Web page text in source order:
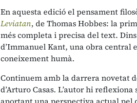
En aquesta edició el pensament
Leviatan, de Thomas Hobbes: la
més completa i precisa del text.
d’Immanuel Kant, una obra central
coneixement humà.
Continuem amb la darrera novetat
d’Arturo Casas. L’autor hi